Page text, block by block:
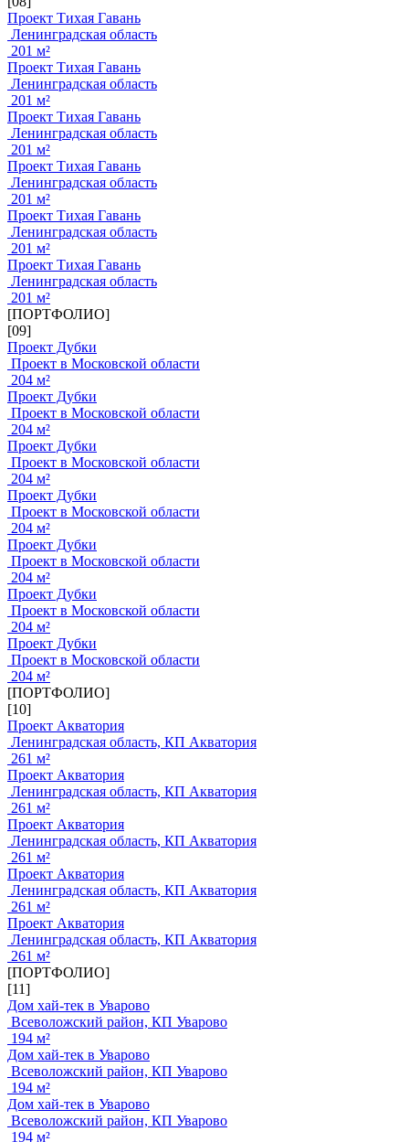
Проект Тихая Гавань
Ленинградская область
201 м²
Проект Тихая Гавань
Ленинградская область
201 м²
Проект Тихая Гавань
Ленинградская область
201 м²
Проект Тихая Гавань
Ленинградская область
201 м²
Проект Тихая Гавань
Ленинградская область
201 м²
Проект Тихая Гавань
Ленинградская область
201 м²
[ПОРТФОЛИО]
[09]
Проект Дубки
Проект в Московской области
204 м²
Проект Дубки
Проект в Московской области
204 м²
Проект Дубки
Проект в Московской области
204 м²
Проект Дубки
Проект в Московской области
204 м²
Проект Дубки
Проект в Московской области
204 м²
Проект Дубки
Проект в Московской области
204 м²
Проект Дубки
Проект в Московской области
204 м²
[ПОРТФОЛИО]
[10]
Проект Акватория
Ленинградская область, КП Акватория
261 м²
Проект Акватория
Ленинградская область, КП Акватория
261 м²
Проект Акватория
Ленинградская область, КП Акватория
261 м²
Проект Акватория
Ленинградская область, КП Акватория
261 м²
Проект Акватория
Ленинградская область, КП Акватория
261 м²
[ПОРТФОЛИО]
[11]
Дом хай-тек в Уварово
Всеволожский район, КП Уварово
194 м²
Дом хай-тек в Уварово
Всеволожский район, КП Уварово
194 м²
Дом хай-тек в Уварово
Всеволожский район, КП Уварово
194 м²